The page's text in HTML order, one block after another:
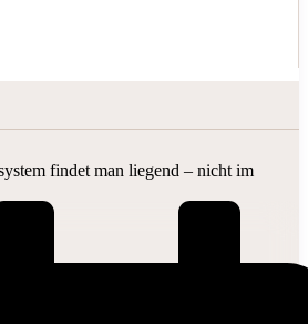
findet man liegend – nicht im